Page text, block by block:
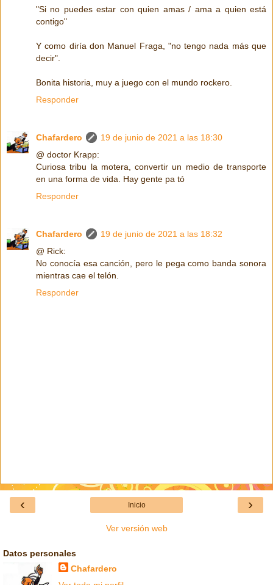
"Si no puedes estar con quien amas / ama a quien está
contigo"
Y como diría don Manuel Fraga, "no tengo nada más que
decir".
Bonita historia, muy a juego con el mundo rockero.
Responder
Chafardero
19 de junio de 2021 a las 18:30
@ doctor Krapp:
Curiosa tribu la motera, convertir un medio de transporte
en una forma de vida. Hay gente pa tó
Responder
Chafardero
19 de junio de 2021 a las 18:32
@ Rick:
No conocía esa canción, pero le pega como banda sonora
mientras cae el telón.
Responder
‹ ›
Inicio
Ver versión web
Datos personales
Chafardero